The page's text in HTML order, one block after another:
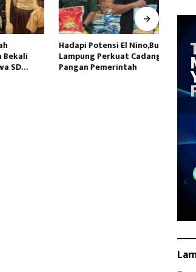
Hadapi Potensi El Nino,Bulog
Lampung Perkuat Cadangan
Pangan Pemerintah